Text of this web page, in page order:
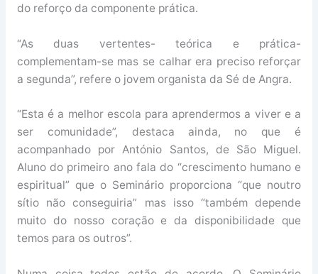
do reforço da componente prática.
“As duas vertentes- teórica e prática-
complementam-se mas se calhar era preciso reforçar
a segunda”, refere o jovem organista da Sé de Angra.
“Esta é a melhor escola para aprendermos a viver e a
ser comunidade”, destaca ainda, no que é
acompanhado por António Santos, de São Miguel.
Aluno do primeiro ano fala do “crescimento humano e
espiritual” que o Seminário proporciona “que noutro
sítio não conseguiria” mas isso “também depende
muito do nosso coração e da disponibilidade que
temos para os outros”.